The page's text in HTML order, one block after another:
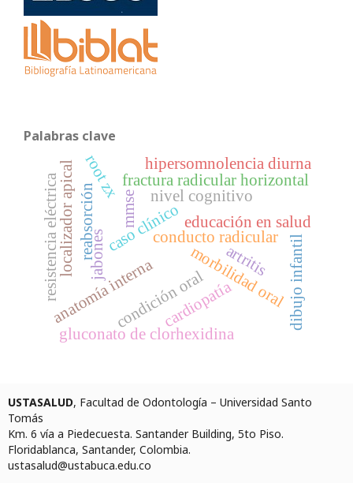
Palabras clave
jabones
mmse
anatomía interna
conducto radicular
fractura radicular horizontal
caso clínico
reabsorción
localizador apical
resistencia eléctrica nivel cognitivo
morbilidad oral
educación en salud
condición oral
cardiopatía
root zx hipersomnolencia diurna
artritis
gluconato de clorhexidina
dibujo infantil
USTASALUD, Facultad de Odontología – Universidad Santo
Tomás
Km. 6 vía a Piedecuesta. Santander Building, 5to Piso.
Floridablanca, Santander, Colombia.
ustasalud@ustabuca.edu.co